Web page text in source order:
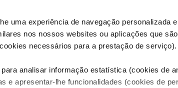
uma experiência de navegação personalizada
nos nossos websites ou aplicações que
necessários para a prestação de serviço).
analisar informação estatística (cookies de
e apresentar-lhe funcionalidades (cookies de
do Fórum NOS Accessibility statement